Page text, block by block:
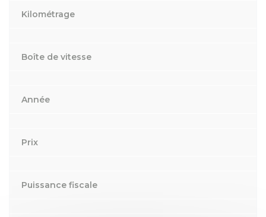
Kilométrage
Boîte de vitesse
Année
Prix
Puissance fiscale